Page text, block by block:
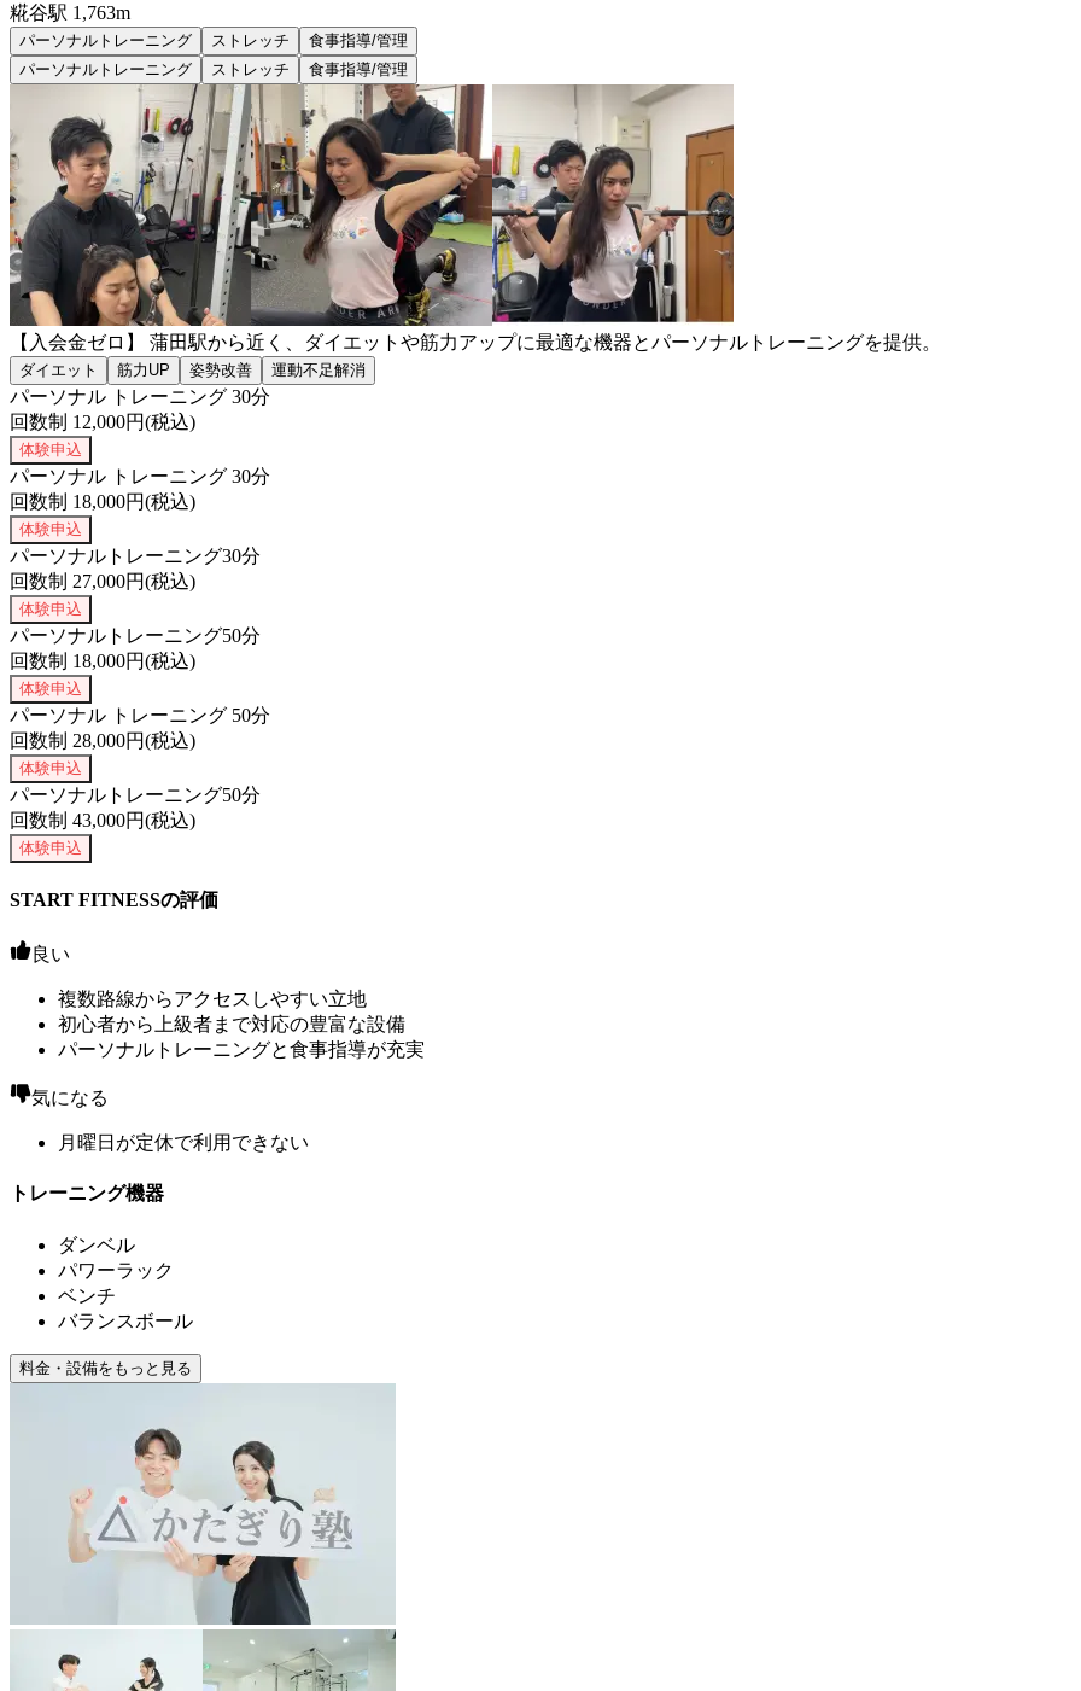
糀谷駅 1,763m
パーソナルトレーニング ストレッチ
食事指導/管理
パーソナルトレーニング
ストレッチ 食事指導/管理
【入会金ゼロ】 蒲田駅から近く、ダイエットや筋力アップに最適な機器とパーソナルトレーニングを提供。
ダイエット 筋力UP 姿勢改善 運動不足解消
パーソナル トレーニング 30分
回数制 12,000円(税込)
体験申込
パーソナル トレーニング 30分
回数制 18,000円(税込)
体験申込
パーソナルトレーニング30分
回数制 27,000円(税込)
体験申込
パーソナルトレーニング50分
回数制 18,000円(税込)
体験申込
パーソナル トレーニング 50分
回数制 28,000円(税込)
体験申込
パーソナルトレーニング50分
回数制 43,000円(税込)
体験申込
START FITNESSの評価
良い
複数路線からアクセスしやすい立地
初心者から上級者まで対応の豊富な設備
パーソナルトレーニングと食事指導が充実
気になる
月曜日が定休で利用できない
トレーニング機器
ダンベル
パワーラック
ベンチ
バランスボール
料金・設備をもっと見る